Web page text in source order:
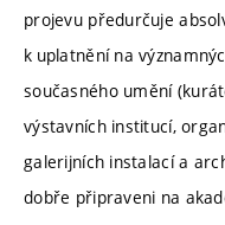
projevu předurčuje
k uplatnění na
současného umění
výstavních institucí,
galerijních instalací a
dobře připraveni na